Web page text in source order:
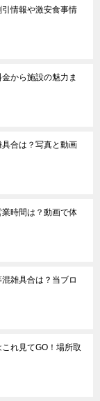
情報や激安食事情
から施設の魅力ま
合は？写真と動画
時間は？動画で体
雑具合は？当ブロ
れ見てGO！場所取